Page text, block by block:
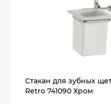
Стакан для зубных
Retro 741090 Хром